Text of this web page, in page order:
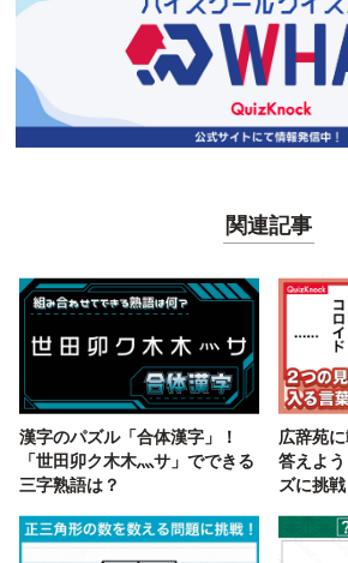
関連記事
漢字のパズル「合体漢字」！
「世田卯ク木木灬サ」でできる
三字熟語は？
広辞苑
答えよ
ズに挑戦